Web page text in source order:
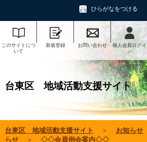
ひらがなをつける
このサイトにつ
いて
新規登録 お問い合わせ
個人会員ログイ
ン
台東区 地域活動支援サイト
台東区 地域活動支援サイト ＞ お知らせ
らせ
＞ ◇◇会員例会案内◇◇